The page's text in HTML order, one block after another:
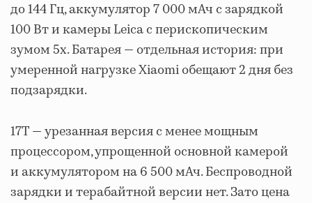
до 144 Гц, аккумулятор 7 000 мАч с зарядкой
100 Вт и камеры Leica с перископическим
зумом 5x. Батарея — отдельная история: при
умеренной нагрузке Xiaomi обещают 2 дня без
подзарядки.
17T — урезанная версия с менее мощным
процессором, упрощенной основной камерой
и аккумулятором на 6 500 мАч. Беспроводной
зарядки и терабайтной версии нет. Зато цена